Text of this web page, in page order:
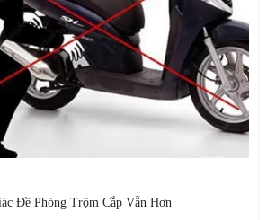
Đề Phòng Trộm Cắp Vẫn Hơn